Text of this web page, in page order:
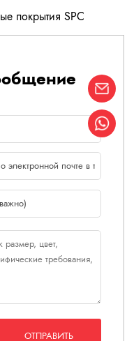
покрытия SPC
ОТПРАВИТЬ